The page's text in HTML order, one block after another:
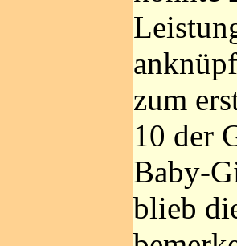
zum
10 der
Baby-
blieb